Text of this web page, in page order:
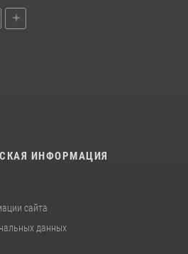
ИНФОРМАЦИЯ
сайта
данных